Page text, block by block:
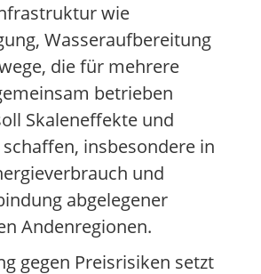
wie
Wasseraufbereitung
die für mehrere
betrieben
Skaleneffekte und
insbesondere in
und
abgelegener
Andenregionen.
gegen Preisrisiken setzt